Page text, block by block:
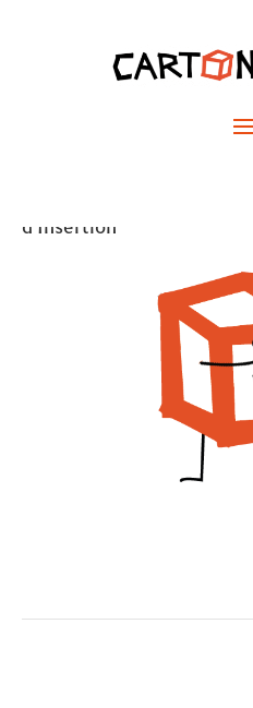
la Fondation Caritas,
d’Insertion